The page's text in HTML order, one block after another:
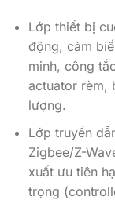
Lớp thiết bị
động, cảm
minh, công
actuator rèm,
lượng.
Lớp truyền
Zigbee/Z-
xuất ưu tiên
trọng